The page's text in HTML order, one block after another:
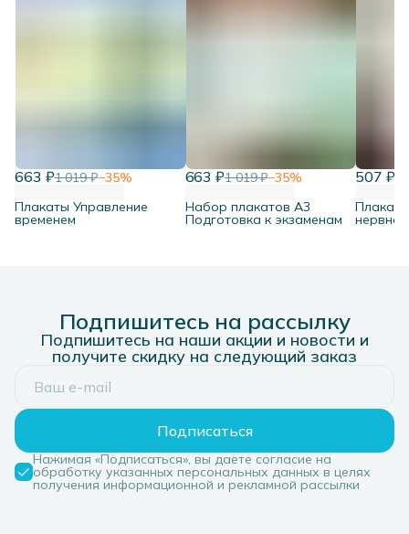
663 ₽1 019 ₽−35%
Плакаты Управление
временем
663 ₽1 019 ₽−35%
Набор плакатов А3
Подготовка к экзаменам
507 ₽
Плакат
Подпишитесь на рассылку
Подпишитесь на наши акции и новости и
получите скидку на следующий заказ
Подписаться
Нажимая «Подписаться», вы даете согласие на
обработку указанных персональных данных в целях
получения информационной и рекламной рассылки